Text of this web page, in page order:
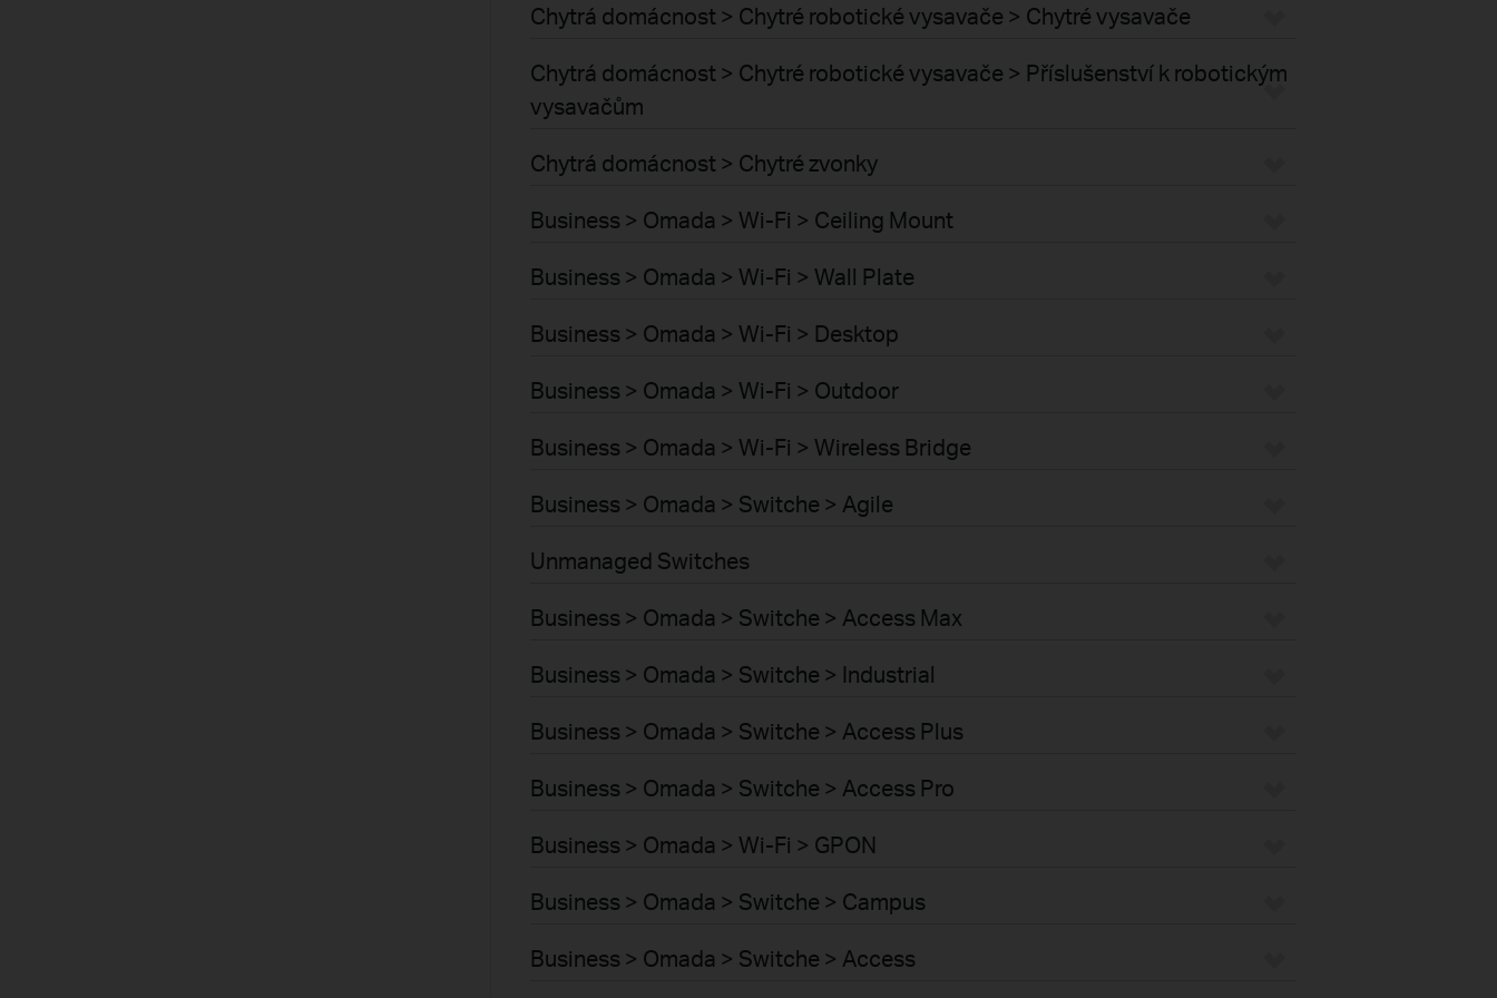
Chytrá domácnost > Chytré robotické vysavače > Chytré vysavače
Chytrá domácnost > Chytré robotické vysavače > Příslušenství k robotickým
vysavačům
Chytrá domácnost > Chytré zvonky
Business > Omada > Wi-Fi > Ceiling Mount
Business > Omada > Wi-Fi > Wall Plate
Business > Omada > Wi-Fi > Desktop
Business > Omada > Wi-Fi > Outdoor
Business > Omada > Wi-Fi > Wireless Bridge
Business > Omada > Switche > Agile
Unmanaged Switches
Business > Omada > Switche > Access Max
Business > Omada > Switche > Industrial
Business > Omada > Switche > Access Plus
Business > Omada > Switche > Access Pro
Business > Omada > Wi-Fi > GPON
Business > Omada > Switche > Campus
Business > Omada > Switche > Access